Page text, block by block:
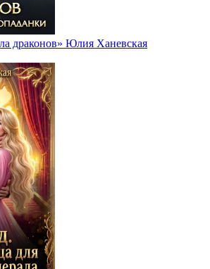
драконов» Юлия Ханевская